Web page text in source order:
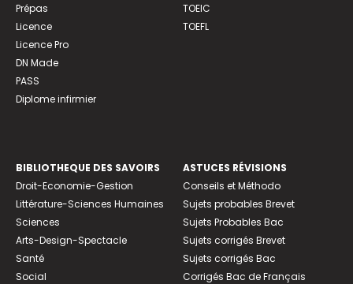
Prépas
Licence
Licence Pro
DN Made
PASS
Diplome infirmier
TOEIC
TOEFL
BIBLIOTHEQUE DES SAVOIRS
Droit-Economie-Gestion
Littérature-Sciences Humaines
Sciences
Arts-Design-Spectacle
Santé
Social
ASTUCES RÉVISIONS
Conseils et Méthodo
Sujets probables Brevet
Sujets Probables Bac
Sujets corrigés Brevet
Sujets corrigés Bac
Corrigés Bac de Français